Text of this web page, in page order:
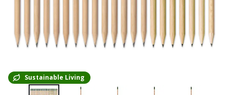
Sustainable Living